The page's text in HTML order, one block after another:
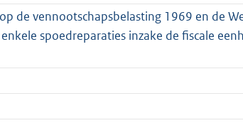
de vennootschapsbelasting 1969 en de
spoedreparaties inzake de fiscale